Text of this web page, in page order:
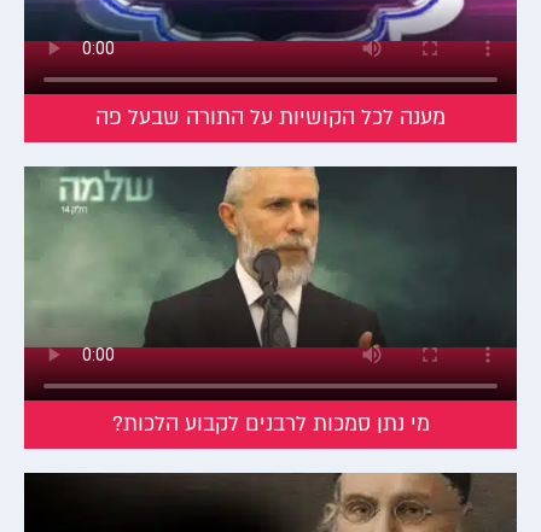
מענה לכל הקושיות על התורה שבעל פה
מי נתן סמכות לרבנים לקבוע הלכות?